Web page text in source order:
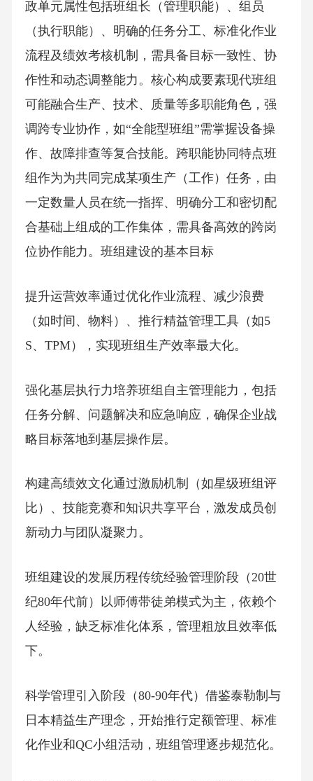
政单元属性包括班组长（管理职能）、组员
（执行职能）、明确的任务分工、标准化作业
流程及绩效考核机制，需具备目标一致性、协
作性和动态调整能力。核心构成要素现代班组
可能融合生产、技术、质量等多职能角色，强
调跨专业协作，如“全能型班组”需掌握设备操
作、故障排查等复合技能。跨职能协同特点班
组作为为共同完成某项生产（工作）任务，由
一定数量人员在统一指挥、明确分工和密切配
合基础上组成的工作集体，需具备高效的跨岗
位协作能力。班组建设的基本目标
提升运营效率通过优化作业流程、减少浪费
（如时间、物料）、推行精益管理工具（如5
S、TPM），实现班组生产效率最大化。
强化基层执行力培养班组自主管理能力，包括
任务分解、问题解决和应急响应，确保企业战
略目标落地到基层操作层。
构建高绩效文化通过激励机制（如星级班组评
比）、技能竞赛和知识共享平台，激发成员创
新动力与团队凝聚力。
班组建设的发展历程传统经验管理阶段（20世
纪80年代前）以师傅带徒弟模式为主，依赖个
人经验，缺乏标准化体系，管理粗放且效率低
下。
科学管理引入阶段（80-90年代）借鉴泰勒制与
日本精益生产理念，开始推行定额管理、标准
化作业和QC小组活动，班组管理逐步规范化。